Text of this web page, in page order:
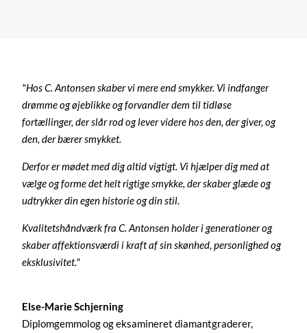
"Hos C. Antonsen skaber vi mere end smykker. Vi indfanger
drømme og øjeblikke og forvandler dem til tidløse
fortællinger, der slår rod og lever videre hos den, der giver, og
den, der bærer smykket.
Derfor er mødet med dig altid vigtigt. Vi hjælper dig med at
vælge og forme det helt rigtige smykke, der skaber glæde og
udtrykker din egen historie og din stil.
Kvalitetshåndværk fra C. Antonsen holder i generationer og
skaber affektionsværdi i kraft af sin skønhed, personlighed og
eksklusivitet."
Else-Marie Schjerning
Diplomgemmolog og eksamineret diamantgraderer,